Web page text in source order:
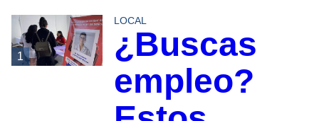
1
LOCAL
¿Buscas
empleo?